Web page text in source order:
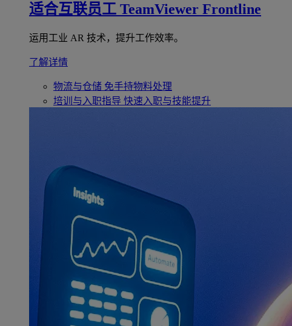
适合互联员工 TeamViewer Frontline
运用工业 AR 技术，提升工作效率。
了解详情
物流与仓储 免手持物料处理
培训与入职指导 快速入职与技能提升